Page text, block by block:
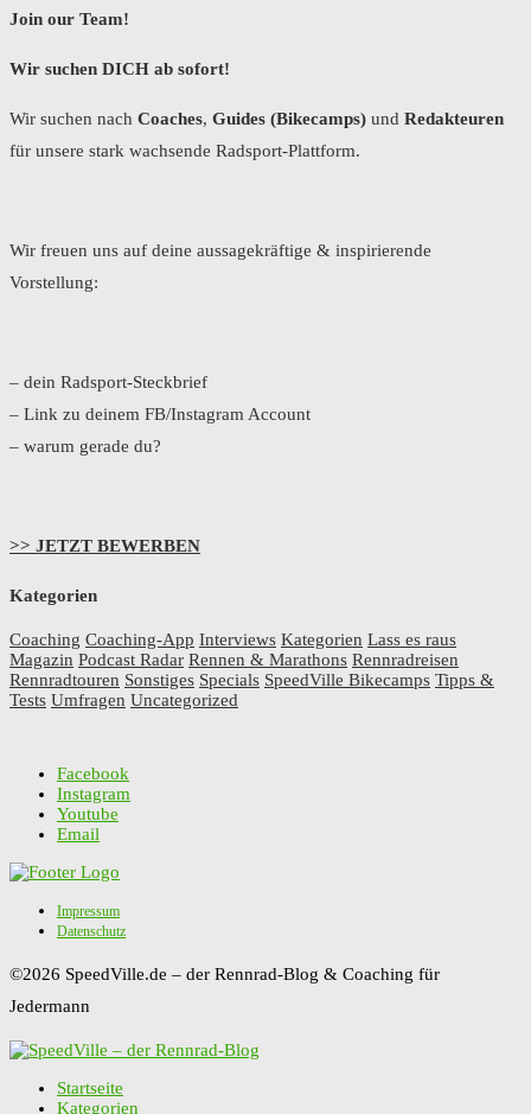
Join our Team!
Wir suchen DICH ab sofort!
Wir suchen nach Coaches, Guides (Bikecamps) und Redakteuren
für unsere stark wachsende Radsport-Plattform.
Wir freuen uns auf deine aussagekräftige & inspirierende
Vorstellung:
– dein Radsport-Steckbrief
– Link zu deinem FB/Instagram Account
– warum gerade du?
>> JETZT BEWERBEN
Kategorien
Coaching Coaching-App Interviews Kategorien Lass es raus
Magazin Podcast Radar Rennen & Marathons Rennradreisen
Rennradtouren Sonstiges Specials SpeedVille Bikecamps Tipps &
Tests Umfragen Uncategorized
Facebook
Instagram
Youtube
Email
Impressum
Datenschutz
©2026 SpeedVille.de – der Rennrad-Blog & Coaching für
Jedermann
Startseite
Kategorien